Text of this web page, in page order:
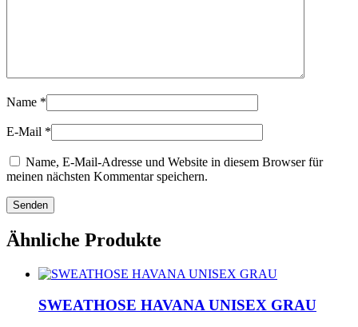
Name *
E-Mail *
Name, E-Mail-Adresse und Website in diesem Browser für
meinen nächsten Kommentar speichern.
Ähnliche Produkte
SWEATHOSE HAVANA UNISEX GRAU